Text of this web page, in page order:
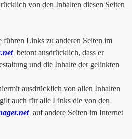
von den Inhalten diesen Seiten
führen Links zu anderen Seiten im
betont ausdrücklich, dass er
und die Inhalte der gelinkten
ausdrücklich von allen Inhalten
auch für alle Links die von den
auf andere Seiten im Internet